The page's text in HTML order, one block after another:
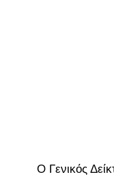
O Γενικός